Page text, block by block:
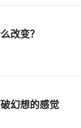
改变？
幻想的感觉